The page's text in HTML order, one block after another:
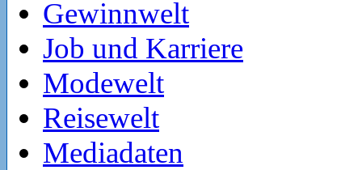
Gewinnwelt
Job und Karriere
Modewelt
Reisewelt
Mediadaten